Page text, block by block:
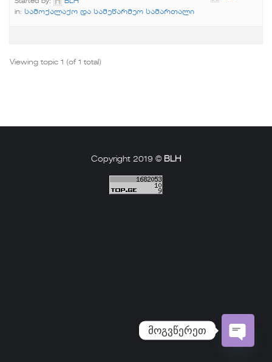
in: სამოქალაქო და სამეწარმეო სამართალი
Viewing topic 1 (of 1 total)
Copyright 2019 © BLH
მოგვწერეთ